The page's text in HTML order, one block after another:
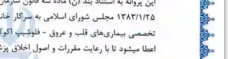
🦵درمان واریس
🫁فشارخون ریوی
📋مدیریت درمان دارویی
🩸فشار خون